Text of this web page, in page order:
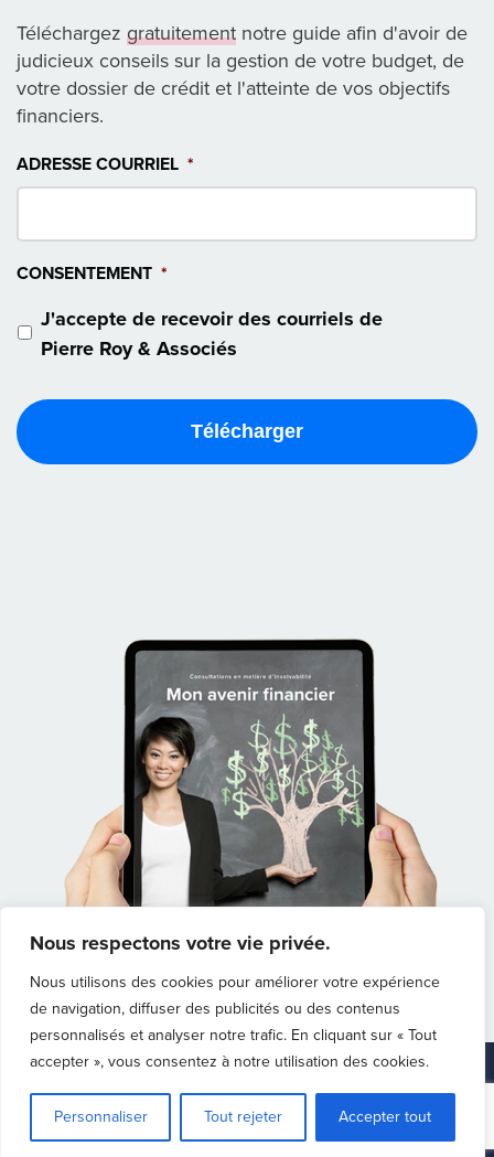
Nous respectons votre vie privée.
Nous utilisons des cookies pour améliorer votre expérience
de navigation, diffuser des publicités ou des contenus
personnalisés et analyser notre trafic. En cliquant sur « Tout
accepter », vous consentez à notre utilisation des cookies.
Personnaliser Tout rejeter Accepter tout
Téléchargez gratuitement notre guide afin d'avoir de
judicieux conseils sur la gestion de votre budget, de
votre dossier de crédit et l'atteinte de vos objectifs
financiers.
ADRESSE COURRIEL *
CONSENTEMENT *
J'accepte de recevoir des courriels de
Pierre Roy & Associés
Accueil Carrières
Twitter
Instagram